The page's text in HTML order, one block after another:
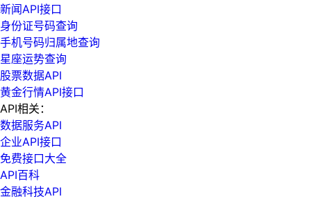
新闻API接口
身份证号码查询
手机号码归属地查询
星座运势查询
股票数据API
黄金行情API接口
API相关：
数据服务API
企业API接口
免费接口大全
API百科
金融科技API